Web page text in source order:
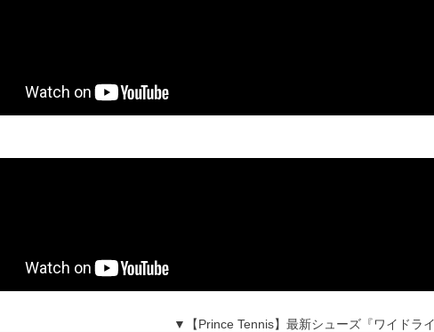
▼【Prince Tennis】最新シューズ『ワイドラ